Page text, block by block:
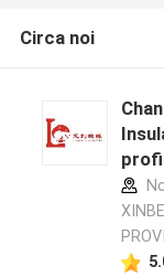
Circa noi